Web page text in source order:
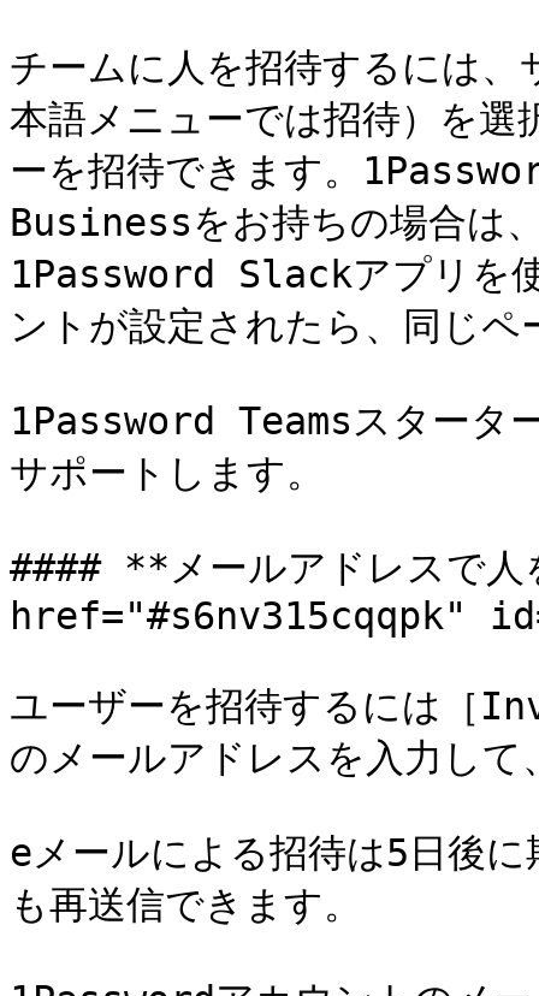
チームに人を招待するには
本語メニューでは招待）を
ーを招待できます。
Businessをお持ちの場合は
1Password Slackアプリを
ントが設定されたら、同じ
1Password Teamsスタータ
サポートします。
#### **メールアドレスで
href="#s6nv315cqqpk"
ユーザーを招待するには
のメールアドレスを入力し
eメールによる招待は5日後
も再送信できます。